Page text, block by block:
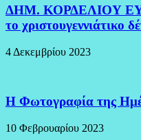
ΔΗΜ. ΚΟΡΔΕΛΙΟΥ
το χριστουγεννιάτικο
4 Δεκεμβρίου 2023
H Φωτογραφία της
10 Φεβρουαρίου 2023